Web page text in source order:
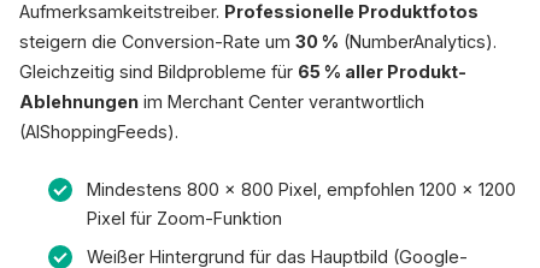
Aufmerksamkeitstreiber. Professionelle Produktfotos
steigern die Conversion-Rate um 30 % (NumberAnalytics).
Gleichzeitig sind Bildprobleme für 65 % aller Produkt-
Ablehnungen im Merchant Center verantwortlich
(AIShoppingFeeds).
Mindestens 800 × 800 Pixel, empfohlen 1200 × 1200
Pixel für Zoom-Funktion
Weißer Hintergrund für das Hauptbild (Google-